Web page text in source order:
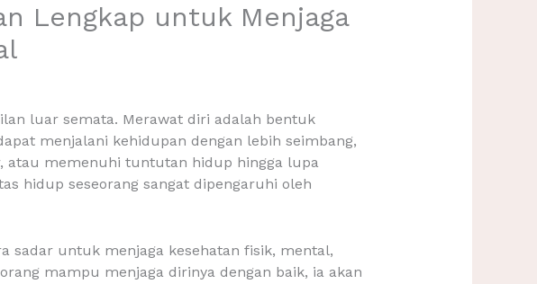
Lengkap untuk Menjaga
luar semata. Merawat diri adalah bentuk
menjalani kehidupan dengan lebih seimbang,
atau memenuhi tuntutan hidup hingga lupa
hidup seseorang sangat dipengaruhi oleh
sadar untuk menjaga kesehatan fisik, mental,
mampu menjaga dirinya dengan baik, ia akan